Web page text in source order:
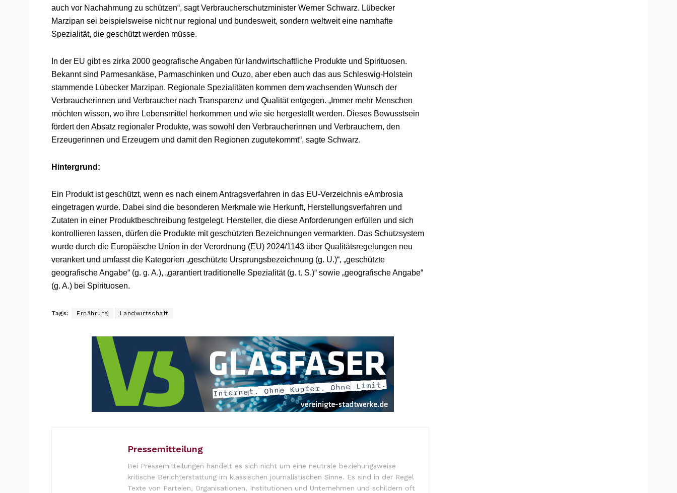
auch vor Nachahmung zu schützen“, sagt Verbraucherschutzminister Werner Schwarz. Lübecker
Marzipan sei beispielsweise nicht nur regional und bundesweit, sondern weltweit eine namhafte
Spezialität, die geschützt werden müsse.
In der EU gibt es zirka 2000 geografische Angaben für landwirtschaftliche Produkte und Spirituosen.
Bekannt sind Parmesankäse, Parmaschinken und Ouzo, aber eben auch das aus Schleswig-Holstein
stammende Lübecker Marzipan. Regionale Spezialitäten kommen dem wachsenden Wunsch der
Verbraucherinnen und Verbraucher nach Transparenz und Qualität entgegen. „Immer mehr Menschen
möchten wissen, wo ihre Lebensmittel herkommen und wie sie hergestellt werden. Dieses Bewusstsein
fördert den Absatz regionaler Produkte, was sowohl den Verbraucherinnen und Verbrauchern, den
Erzeugerinnen und Erzeugern und damit den Regionen zugutekommt“, sagte Schwarz.
Hintergrund:
Ein Produkt ist geschützt, wenn es nach einem Antragsverfahren in das EU-Verzeichnis eAmbrosia
eingetragen wurde. Dabei sind die besonderen Merkmale wie Herkunft, Herstellungsverfahren und
Zutaten in einer Produktbeschreibung festgelegt. Hersteller, die diese Anforderungen erfüllen und sich
kontrollieren lassen, dürfen die Produkte mit geschützten Bezeichnungen vermarkten. Das Schutzsystem
wurde durch die Europäische Union in der Verordnung (EU) 2024/1143 über Qualitätsregelungen neu
verankert und umfasst die Kategorien „geschützte Ursprungsbezeichnung (g. U.)“, „geschützte
geografische Angabe“ (g. g. A.), „garantiert traditionelle Spezialität (g. t. S.)“ sowie „geografische Angabe“
(g. A.) bei Spirituosen.
Tags: Ernährung Landwirtschaft
Pressemitteilung
Bei Pressemitteilungen handelt es sich nicht um eine neutrale beziehungsweise
kritische Berichterstattung im klassischen journalistischen Sinne. Es sind in der Regel
Texte von Parteien, Organisationen, Institutionen und Unternehmen und schildern oft